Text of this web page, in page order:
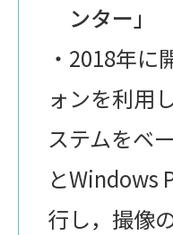
ンター」
・2018年に
ォンを利用
ステムをベ
とWindows
行し，撮像